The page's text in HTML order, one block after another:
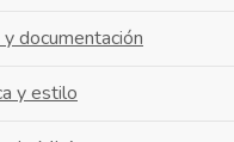
documentación
y estilo